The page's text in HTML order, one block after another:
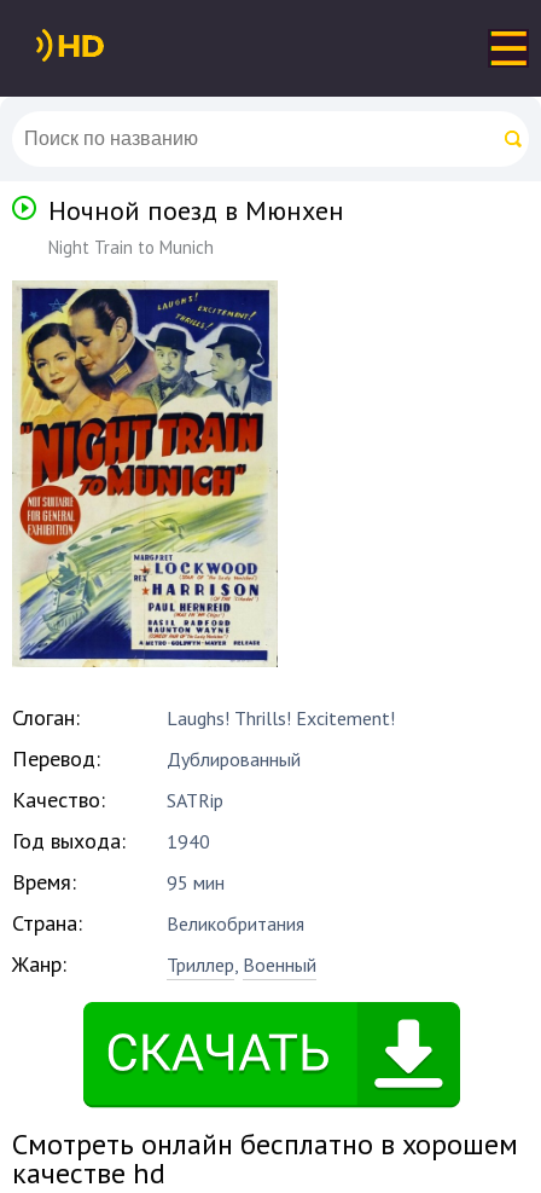
Ночной поезд в Мюнхен
Night Train to Munich
Слоган: Laughs! Thrills! Excitement!
Перевод: Дублированный
Качество: SATRip
Год выхода: 1940
Время: 95 мин
Страна: Великобритания
Жанр: Триллер, Военный
Смотреть онлайн бесплатно в хорошем
качестве hd